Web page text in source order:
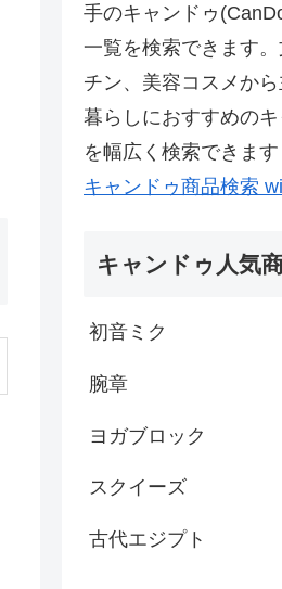
手のキャンドゥ
一覧を検索できます
チン、美容コスメか
暮らしにおすすめの
を幅広く検索できます
キャンドゥ商品検索
キャンドゥ人気
初音ミク
腕章
ヨガブロック
スクイーズ
古代エジプト